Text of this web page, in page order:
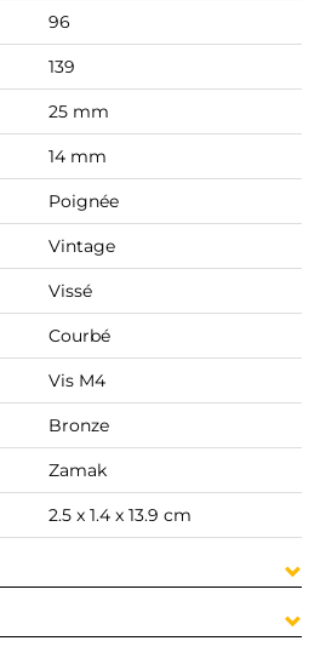
96
139
25 mm
14 mm
Poignée
Vintage
Vissé
Courbé
Vis M4
Bronze
Zamak
2.5 x 1.4 x 13.9 cm